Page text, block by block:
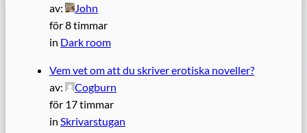
av:
John
för 8 timmar
in Dark room
Vem vet om att du skriver erotiska noveller?
av:
Cogburn
för 17 timmar
in Skrivarstugan